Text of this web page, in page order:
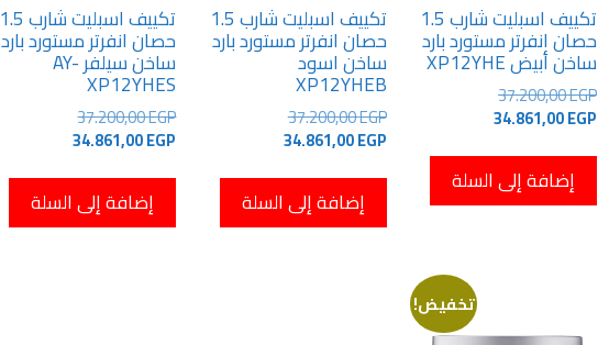
تكييف اسبليت شارب 1.5
حصان انفرتر مستورد بارد
ساخن أبيض XP12YHE
37.200,00EGP السعر
الأصلي
37.200,00 EGP.
34.861,00EGP السعر
هو:
34.861,00 EGP.
إضافة إلى السلة
تكييف اسبليت شارب 1.5
حصان انفرتر مستورد بارد
ساخن اسود
XP12YHEB
37.200,00EGP السعر
الأصلي
37.200,00 EGP.
34.861,00EGP السعر
هو:
34.861,00 EGP.
إضافة إلى السلة
تكييف اسبليت شارب 1.5
حصان انفرتر مستورد بارد
ساخن سيلفر AY-
XP12YHES
37.200,00EGP السعر
الأصلي
37.200,00 EGP.
34.861,00EGP السعر
هو:
34.861,00 EGP.
إضافة إلى السلة
تخفيض!